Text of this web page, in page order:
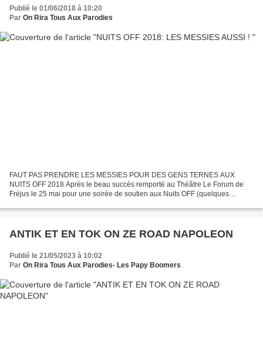
Publié le 01/06/2018 à 10:20
Par On Rira Tous Aux Parodies
FAUT PAS PRENDRE LES MESSIES POUR DES GENS TERNES AUX
NUITS OFF 2018 Après le beau succès remporté au Théâtre Le Forum de
Fréjus le 25 mai pour une soirée de soutien aux Nuits OFF (quelques
ANTIK ET EN TOK ON ZE ROAD NAPOLEON
Publié le 21/05/2023 à 10:02
Par On Rira Tous Aux Parodies- Les Papy Boomers